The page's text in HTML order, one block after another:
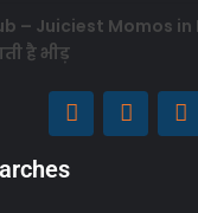
– Juiciest Momos in
है भीड़